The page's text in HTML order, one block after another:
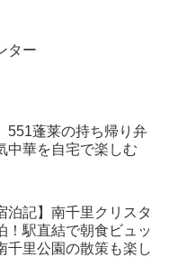
ター
551蓬莱の持ち帰り弁
中華を自宅で楽しむ
泊記】南千里クリスタ
！駅直結で朝食ビュッ
千里公園の散策も楽し